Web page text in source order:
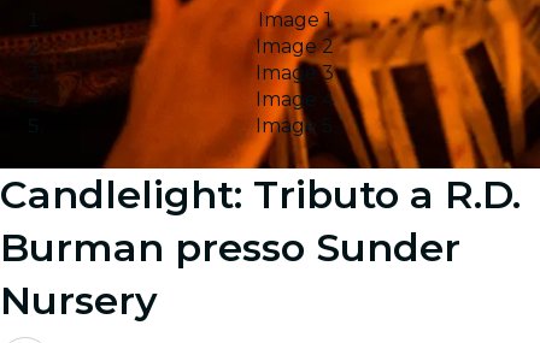
Image 1
Image 2
Image 3
Image 4
Image 5
Candlelight: Tributo a R.D.
Burman presso Sunder
Nursery